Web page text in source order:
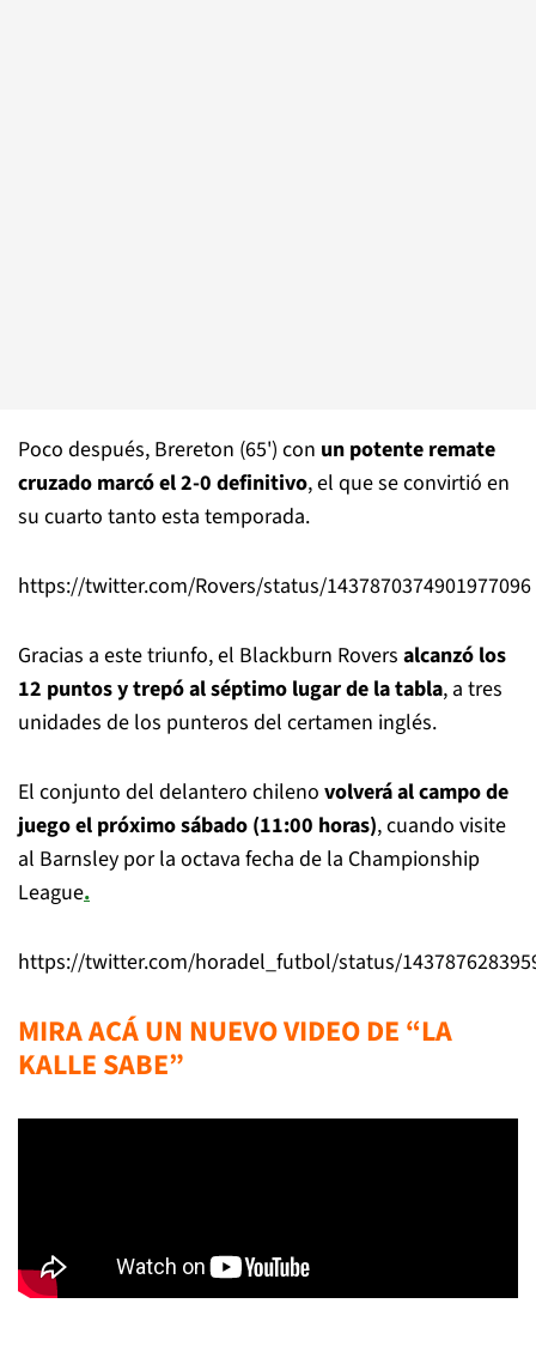
Poco después, Brereton (65') con un potente remate
cruzado marcó el 2-0 definitivo, el que se convirtió en
su cuarto tanto esta temporada.
https://twitter.com/Rovers/status/1437870374901977096
Gracias a este triunfo, el Blackburn Rovers alcanzó los
12 puntos y trepó al séptimo lugar de la tabla, a tres
unidades de los punteros del certamen inglés.
El conjunto del delantero chileno volverá al campo de
juego el próximo sábado (11:00 horas), cuando visite
al Barnsley por la octava fecha de la Championship
League.
https://twitter.com/horadel_futbol/status/
MIRA ACÁ UN NUEVO VIDEO DE “LA
KALLE SABE”